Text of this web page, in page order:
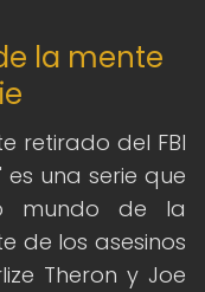
la mente
retirado del FBI
es una serie que
mundo de la
de los asesinos
Theron y Joe